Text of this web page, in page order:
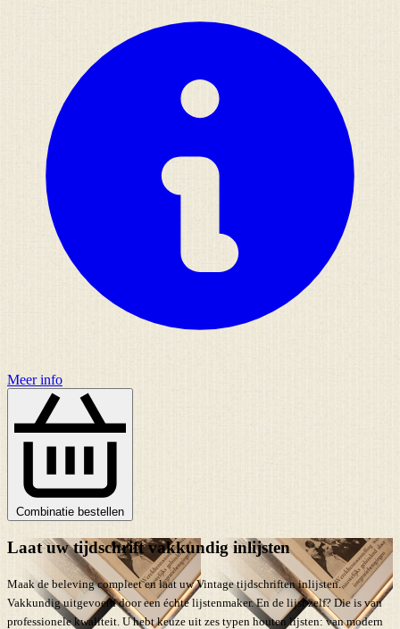
Meer info
Combinatie bestellen
Laat uw tijdschrift vakkundig inlijsten
Maak de beleving compleet en laat uw Vintage tijdschriften inlijsten.
Vakkundig uitgevoerd door een échte lijstenmaker. En de lijst zelf? Die is van
professionele kwaliteit. U hebt keuze uit zes typen houten lijsten: van modern